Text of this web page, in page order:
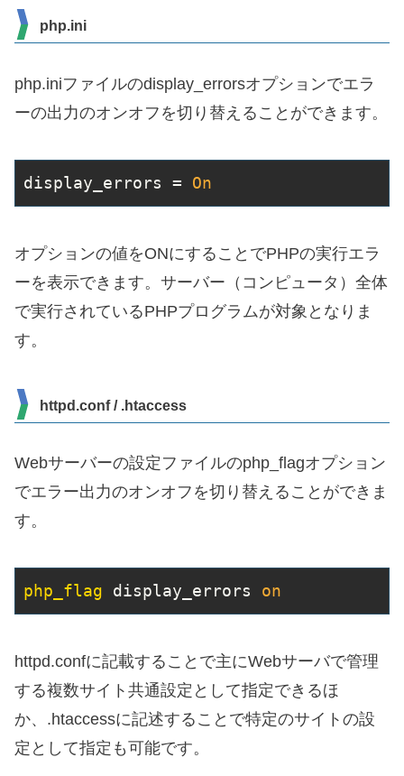
php.ini
php.iniファイルのdisplay_errorsオプションでエラ
ーの出力のオンオフを切り替えることができます。
display_errors = On
オプションの値をONにすることでPHPの実行エラ
ーを表示できます。サーバー（コンピュータ）全体
で実行されているPHPプログラムが対象となりま
す。
httpd.conf / .htaccess
Webサーバーの設定ファイルのphp_flagオプション
でエラー出力のオンオフを切り替えることができま
す。
php_flag display_errors on
httpd.confに記載することで主にWebサーバで管理
する複数サイト共通設定として指定できるほ
か、.htaccessに記述することで特定のサイトの設
定として指定も可能です。